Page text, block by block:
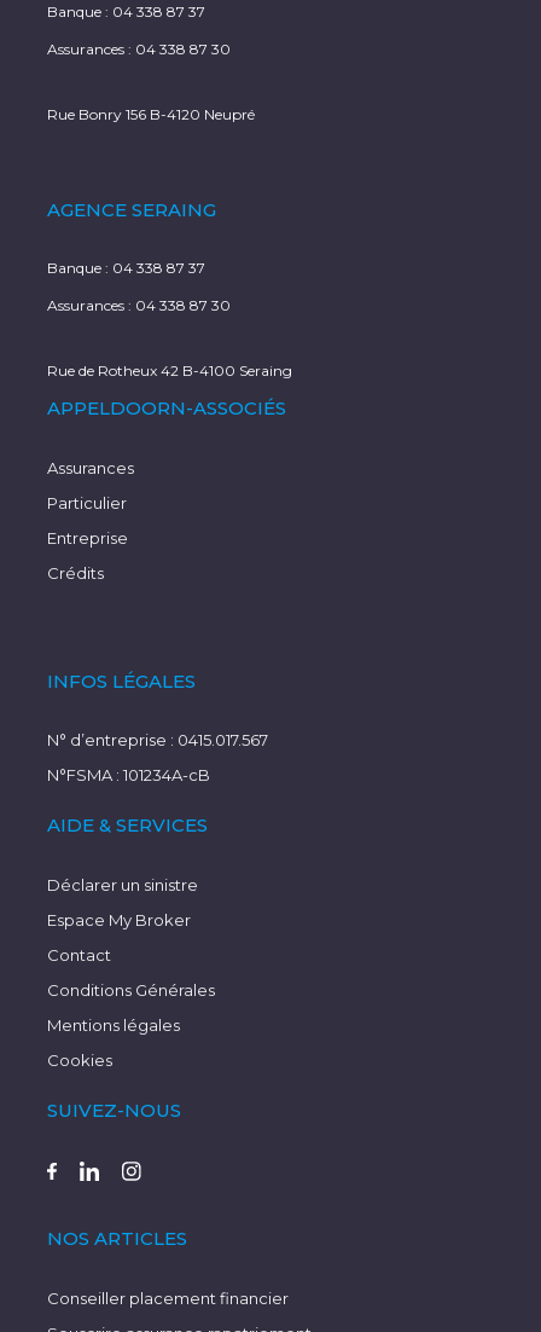
Banque : 04 338 87 37
Assurances : 04 338 87 30
Rue Bonry 156 B-4120 Neupré
AGENCE SERAING
Banque : 04 338 87 37
Assurances : 04 338 87 30
Rue de Rotheux 42 B-4100 Seraing
APPELDOORN-ASSOCIÉS
Assurances
Particulier
Entreprise
Crédits
INFOS LÉGALES
N° d’entreprise : 0415.017.567
N°FSMA : 101234A-cB
AIDE & SERVICES
Déclarer un sinistre
Espace My Broker
Contact
Conditions Générales
Mentions légales
Cookies
SUIVEZ-NOUS
NOS ARTICLES
Conseiller placement financier